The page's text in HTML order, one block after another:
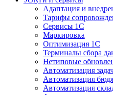
Адаптация и
Тарифы
Сервисы 1С
Маркировка
Оптимизация 1С
Терминалы сбора
Нетиповые
Автоматизация
Автоматизация
Автоматизация